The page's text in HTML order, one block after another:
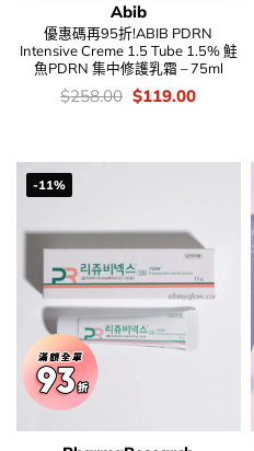
Abib
優惠碼再95折!ABIB PDRN
Intensive Creme 1.5 Tube 1.5% 鮭
魚PDRN 集中修護乳霜 – 75ml
價
錢：
$258.00 Original
price
$119.00Current
-11%